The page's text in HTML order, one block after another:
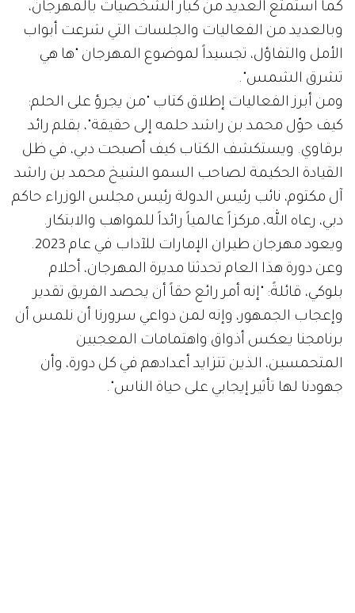
كما استمتع العديد من كبار الشخصيات بالمهرجان،
وبالعديد من الفعاليات والجلسات التي شرعت أبواب
الأمل والتفاؤل، تجسيداً لموضوع المهرجان "ها هي
تشرق الشمس".
ومن أبرز الفعاليات إطلاق كتاب "من يجرؤ على الحلم:
كيف حوّل محمد بن راشد حلمه إلى حقيقة"، بقلم رائد
برقاوي. ويستكشف الكتاب كيف أصبحت دبي، في ظل
القيادة الحكيمة لصاحب السمو الشيخ محمد بن راشد
آل مكتوم، نائب رئيس الدولة رئيس مجلس الوزراء حاكم
دبي، رعاه الله، مركزاً عالمياً رائداً للمواهب والابتكار.
ويعود مهرجان طيران الإمارات للآداب في عام 2023.
وعن دورة هذا العام تحدثنا مديرة المهرجان، أحلام
بلوكي، قائلةً: "إنه أمر رائع حقاً أن يحصد الفريق تقدير
وإعجاب الجمهور، وإنه لمن دواعي سرورنا أن نلمس أن
برنامجنا يعكس أذواق واهتمامات المعجبين
المتحمسين، الذين تتزايد أعدادهم في كل دورة، وأن
جهودنا لها تأثير إيجابي على حياة الناس".